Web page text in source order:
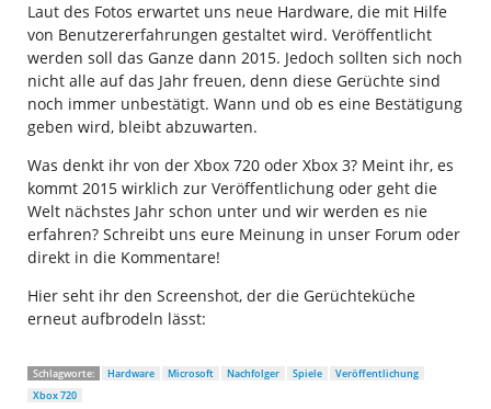
Laut des Fotos erwartet uns neue Hardware, die mit Hilfe
von Benutzererfahrungen gestaltet wird. Veröffentlicht
werden soll das Ganze dann 2015. Jedoch sollten sich noch
nicht alle auf das Jahr freuen, denn diese Gerüchte sind
noch immer unbestätigt. Wann und ob es eine Bestätigung
geben wird, bleibt abzuwarten.
Was denkt ihr von der Xbox 720 oder Xbox 3? Meint ihr, es
kommt 2015 wirklich zur Veröffentlichung oder geht die
Welt nächstes Jahr schon unter und wir werden es nie
erfahren? Schreibt uns eure Meinung in unser Forum oder
direkt in die Kommentare!
Hier seht ihr den Screenshot, der die Gerüchteküche
erneut aufbrodeln lässt:
Schlagworte: Hardware Microsoft Nachfolger Spiele
Veröffentlichung
Xbox 720